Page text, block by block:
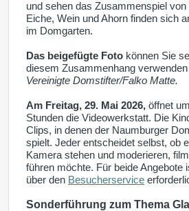
und sehen das Zusammenspiel
Eiche, Wein und Ahorn finden sich
im Domgarten.
Das beigefügte Foto können Sie
diesem Zusammenhang
Vereinigte Domstifter/Falko Matte.
Am Freitag, 29. Mai 2026, öffnet
Stunden die Videowerkstatt. Die
Clips, in denen der Naumburger
spielt. Jeder entscheidet selbst, ob
Kamera stehen und moderieren,
führen möchte. Für beide Angebote
über den Besucherservice
Sonderführung zum Thema